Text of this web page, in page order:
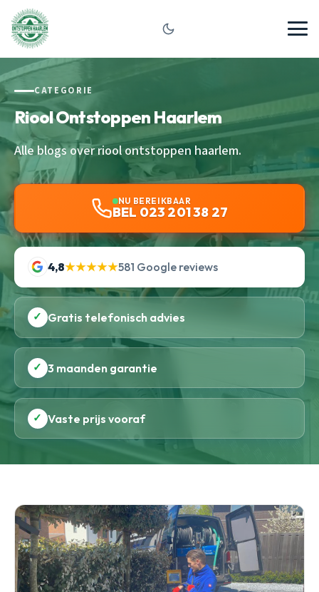
CATEGORIE
Riool Ontstoppen Haarlem
Alle blogs over riool ontstoppen haarlem.
NU BEREIKBAAR
BEL 023 201 38 27
4,8★★★★★581 Google reviews
✓ Gratis telefonisch advies
✓ 3 maanden garantie
✓ Vaste prijs vooraf